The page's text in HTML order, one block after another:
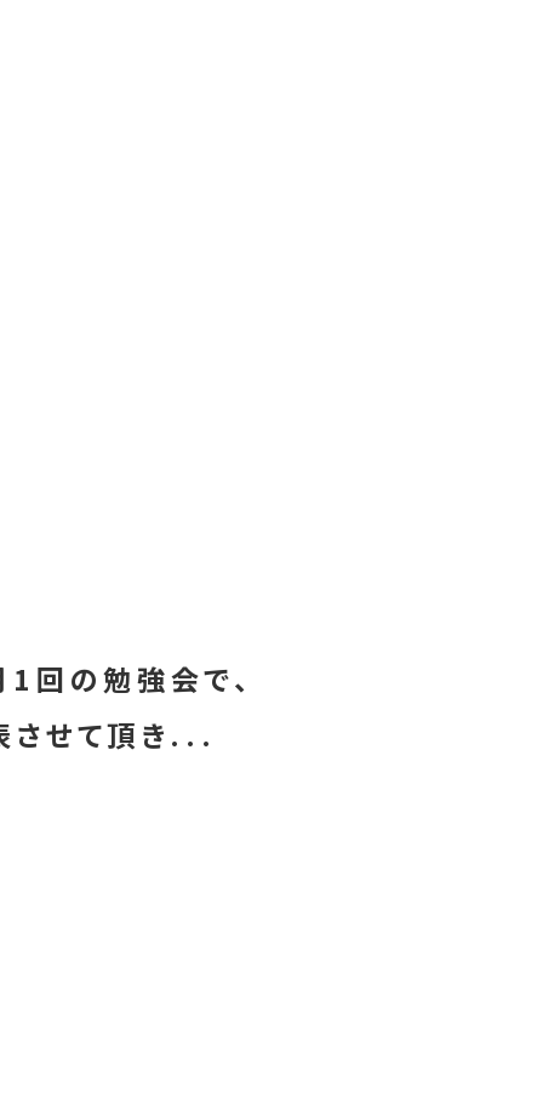
回の勉強会で、
せて頂き...